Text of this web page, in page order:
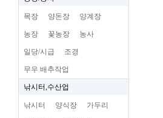
목장 양돈장 양계장
농장 꽃농장 농사
일당/시급 조경
무우 배추작업
낚시터,수산업
낚시터 양식장 가두리